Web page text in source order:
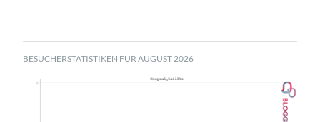
BESUCHERSTATISTIKEN FÜR AUGUST 2026